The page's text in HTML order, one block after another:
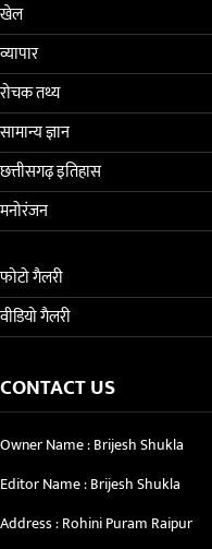
खेल
व्यापार
रोचक तथ्य
सामान्य ज्ञान
छत्तीसगढ़ इतिहास
मनोरंजन
फोटो गैलरी
वीडियो गैलरी
CONTACT US
Owner Name : Brijesh Shukla
Editor Name : Brijesh Shukla
Address : Rohini Puram Raipur